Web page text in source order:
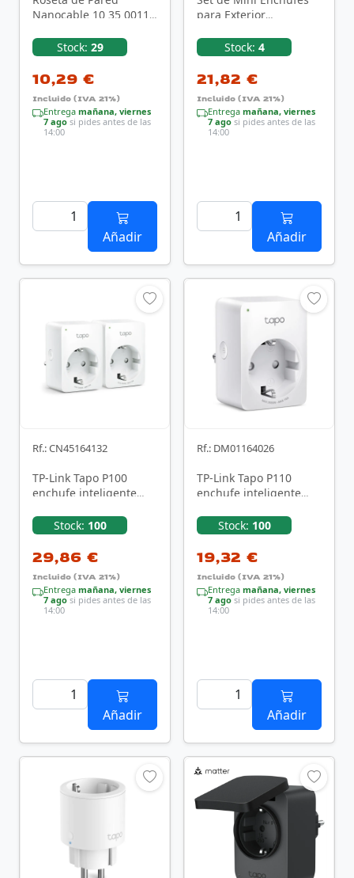
Nanocable 10 35 0011/
C/ 1 USB
Stock: 29
10,29 €
Incluido (IVA 21%)
Entrega mañana, viernes
7 ago si pides antes de las
14:00
Añadir
para Exterior
99653/ Negros
Stock: 4
21,82 €
Incluido (IVA 21%)
Entrega mañana, viernes
7 ago si pides antes de las
14:00
Añadir
Rf.: CN45164132
TP-Link Tapo P100
enchufe inteligente
Stock: 100
29,86 €
Incluido (IVA 21%)
Entrega mañana, viernes
7 ago si pides antes de las
14:00
Añadir
Rf.: DM01164026
TP-Link Tapo P110
enchufe inteligente
BlancoStock: 100
19,32 €
Incluido (IVA 21%)
Entrega mañana, viernes
7 ago si pides antes de las
14:00
Añadir